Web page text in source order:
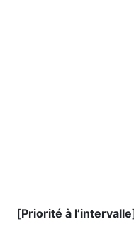
[Priorité à l’intervalle]